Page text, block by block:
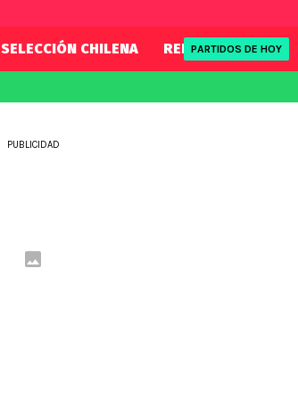
SELECCIÓN CHILENA REDSPORT
PARTIDOS DE HOY
PUBLICIDAD